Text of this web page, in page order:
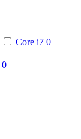
Core i7 0
0